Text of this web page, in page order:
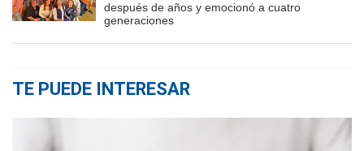
después de años y emocionó a cuatro
generaciones
TE PUEDE INTERESAR